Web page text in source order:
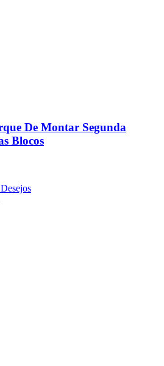
De Montar Segunda
Blocos